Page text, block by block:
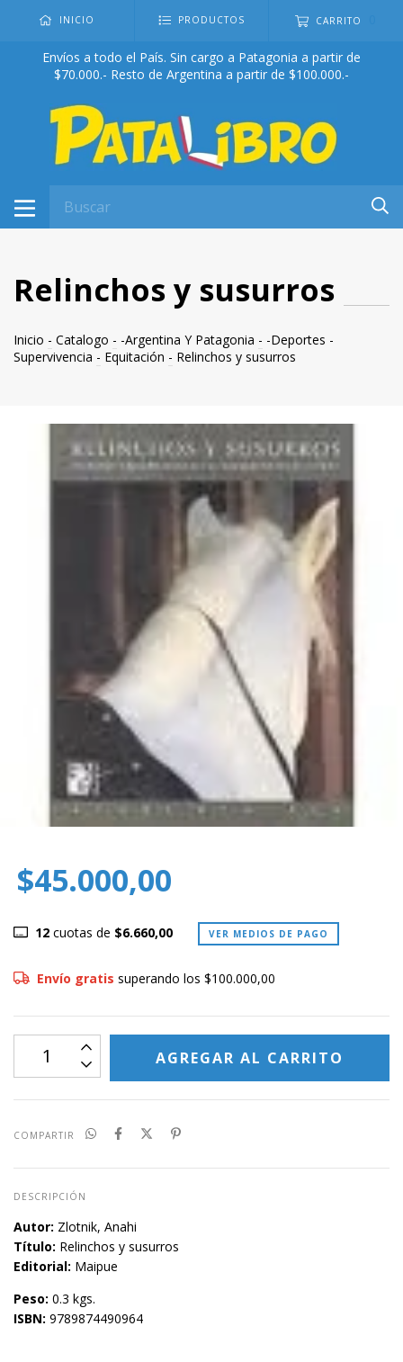
INICIO PRODUCTOS CARRITO
Envíos a todo el País. Sin cargo a Patagonia a partir de
$70.000.- Resto de Argentina a partir de $100.000.-
Relinchos y susurros
Inicio - Catalogo - -Argentina Y Patagonia - -Deportes -
Supervivencia - Equitación - Relinchos y susurros
$45.000,00
12cuotas de $6.660,00 VER MEDIOS DE PAGO
Envío gratis superando los $100.000,00
COMPARTIR
DESCRIPCIÓN
Autor: Zlotnik, Anahi
Título: Relinchos y susurros
Editorial: Maipue
Peso: 0.3 kgs.
ISBN: 9789874490964